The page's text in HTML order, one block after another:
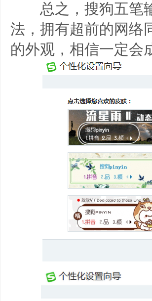
总之，搜狗五笔输
法，拥有超前的网络
的外观，相信一定会